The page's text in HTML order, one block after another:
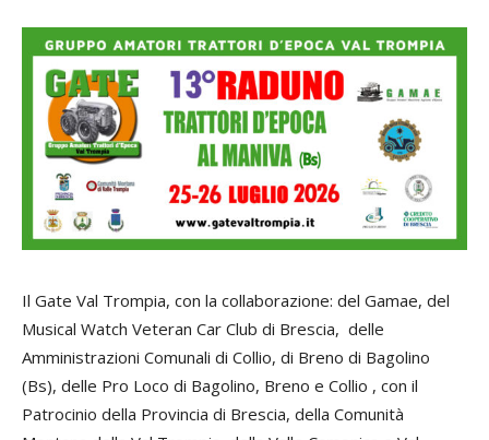
Il Gate Val Trompia, con la collaborazione: del Gamae, del
Musical Watch Veteran Car Club di Brescia, delle
Amministrazioni Comunali di Collio, di Breno di Bagolino
(Bs), delle Pro Loco di Bagolino, Breno e Collio , con il
Patrocinio della Provincia di Brescia, della Comunità